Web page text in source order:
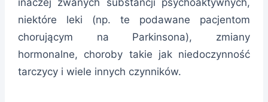
inaczej zwanych substancji psychoaktywnych,
niektóre leki (np. te podawane pacjentom
chorującym na Parkinsona), zmiany
hormonalne, choroby takie jak niedoczynność
tarczycy i wiele innych czynników.